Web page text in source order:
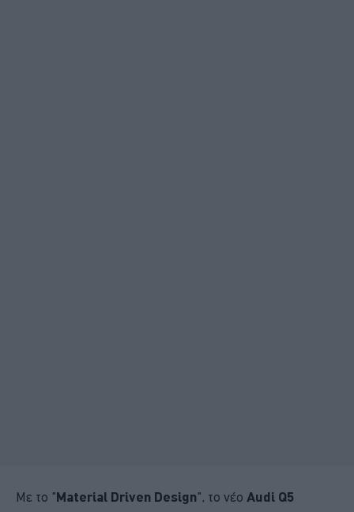
Με το "Material Driven Design", το νέο Audi Q5